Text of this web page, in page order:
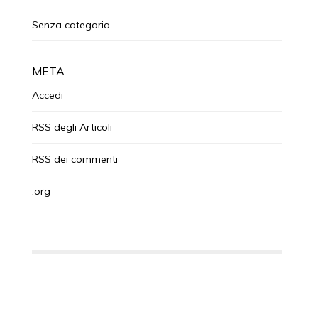
Senza categoria
META
Accedi
RSS degli Articoli
RSS dei commenti
.org